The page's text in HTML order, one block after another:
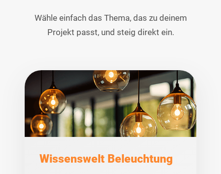
Wähle einfach das Thema, das zu deinem
Projekt passt, und steig direkt ein.
Wissenswelt Beleuchtung